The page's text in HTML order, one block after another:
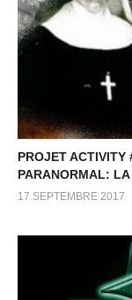
PROJET ACTIVITY
PARANORMAL: LA
17 SEPTEMBRE 2017